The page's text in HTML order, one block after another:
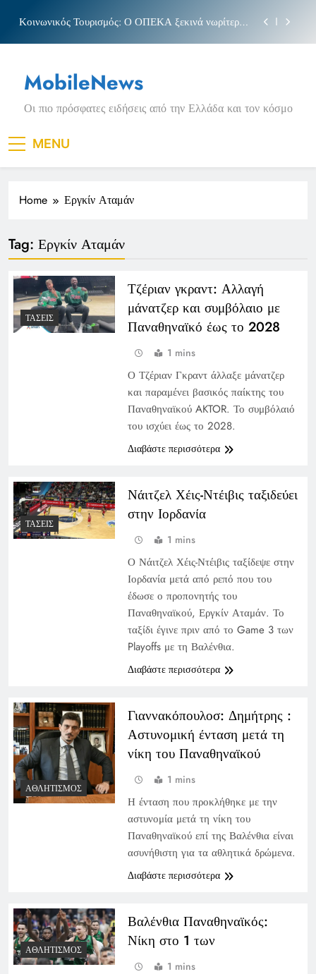
content
Κοινωνικός Τουρισμός: Ο ΟΠΕΚΑ ξεκινά νωρίτερα
Νέα Κρήτη: Σαρακήνικο και η φράση «Κρήτη
ΟΦΗ»
Πριγκιπάτο Στάδιο
Κοινωνικός Τουρισμός: Ο ΟΠΕΚΑ ξεκινά νωρίτερα
τις αιτήσεις
Μπέσσυ αργυράκη
Νέα Κρήτη: Σαρακήνικο και η φράση «Κρήτη
MobileNews
Οι πιο πρόσφατες ειδήσεις από την Ελλάδα και τον κόσμο
MENU
Home Εργκίν Αταμάν
Tag: Εργκίν Αταμάν
ΤΆΣΕΙΣ
Τζέριαν γκραντ: Αλλαγή
μάνατζερ και συμβόλαιο με
Παναθηναϊκό έως το 2028
1 mins
Ο Τζέριαν Γκραντ άλλαξε μάνατζερ
και παραμένει βασικός παίκτης του
Παναθηναϊκού AKTOR. Το συμβόλαιό
του ισχύει έως το 2028.
Διαβάστε περισσότερα
ΤΆΣΕΙΣ
Νάιτζελ Χέις-Ντέιβις ταξιδεύει
στην Ιορδανία
1 mins
Ο Νάιτζελ Χέις-Ντέιβις ταξίδεψε στην
Ιορδανία μετά από ρεπό που του
έδωσε ο προπονητής του
Παναθηναϊκού, Εργκίν Αταμάν. Το
ταξίδι έγινε πριν από το Game 3 των
Playoffs με τη Βαλένθια.
Διαβάστε περισσότερα
ΑΘΛΗΤΙΣΜΌΣ
Γιαννακόπουλοσ: Δημήτρης :
Αστυνομική ένταση μετά τη
νίκη του Παναθηναϊκού
1 mins
Η ένταση που προκλήθηκε με την
αστυνομία μετά τη νίκη του
Παναθηναϊκού επί της Βαλένθια είναι
ασυνήθιστη για τα αθλητικά δρώμενα.
Διαβάστε περισσότερα
ΑΘΛΗΤΙΣΜΌΣ
Βαλένθια Παναθηναϊκός:
Νίκη στο 1 των
1 mins